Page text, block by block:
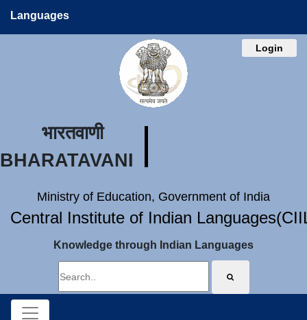
Languages
Login
भारतवाणी
BHARATAVANI
Ministry of Education, Government of India
Central Institute of Indian
Knowledge through Indian Languages